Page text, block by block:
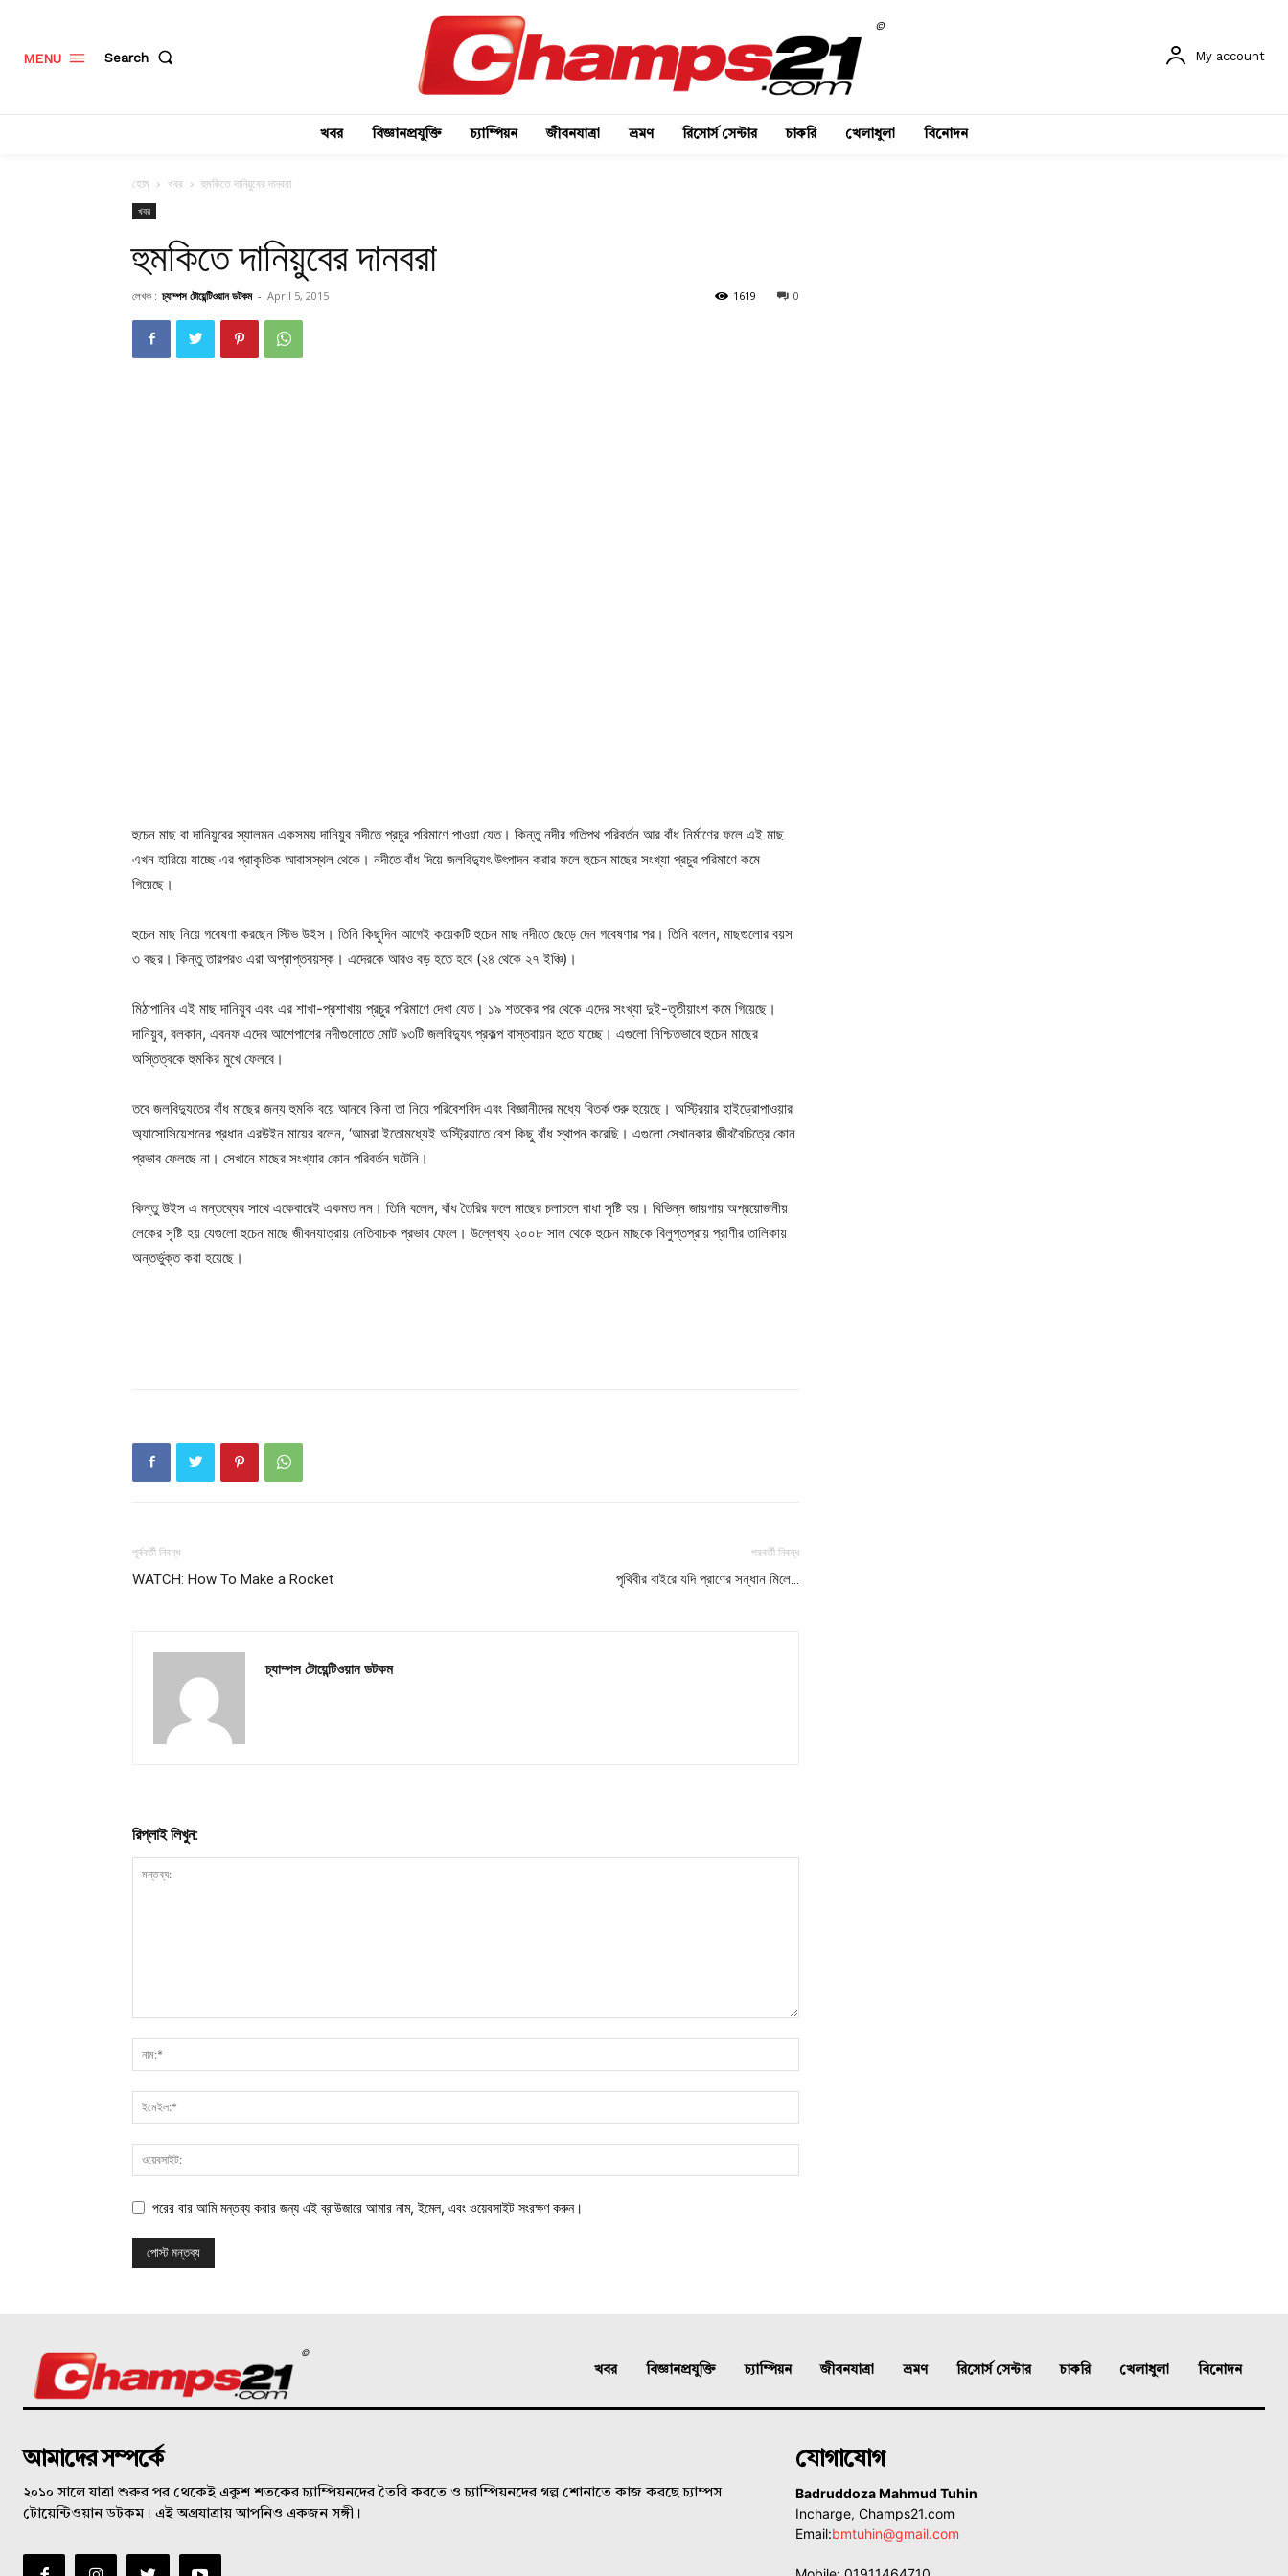
MENU Search
©
My account
খবর বিজ্ঞানপ্রযুক্তি চ্যাম্পিয়ন জীবনযাত্রা ভ্রমণ রিসোর্স সেন্টার চাকরি খেলাধুলা বিনোদন
হোম খবর হুমকিতে দানিয়ুবের দানবরা
খবর
হুমকিতে দানিয়ুবের দানবরা
লেখক : চ্যাম্পস টোয়েন্টিওয়ান ডটকম - April 5, 2015 0
1619
হুচেন মাছ বা দানিয়ুবের স্যালমন একসময় দানিয়ুব নদীতে প্রচুর পরিমাণে পাওয়া যেত। কিন্তু নদীর গতিপথ পরিবর্তন আর বাঁধ নির্মাণের ফলে এই মাছ
এখন হারিয়ে যাচ্ছে এর প্রাকৃতিক আবাসস্থল থেকে। নদীতে বাঁধ দিয়ে জলবিদ্যুৎ উৎপাদন করার ফলে হুচেন মাছের সংখ্যা প্রচুর পরিমাণে কমে
গিয়েছে।
হুচেন মাছ নিয়ে গবেষণা করছেন স্টিভ উইস। তিনি কিছুদিন আগেই কয়েকটি হুচেন মাছ নদীতে ছেড়ে দেন গবেষণার পর। তিনি বলেন, মাছগুলোর বয়স
৩ বছর। কিন্তু তারপরও এরা অপ্রাপ্তবয়স্ক। এদেরকে আরও বড় হতে হবে (২৪ থেকে ২৭ ইঞ্চি)।
মিঠাপানির এই মাছ দানিয়ুব এবং এর শাখা-প্রশাখায় প্রচুর পরিমাণে দেখা যেত। ১৯ শতকের পর থেকে এদের সংখ্যা দুই-তৃতীয়াংশ কমে গিয়েছে।
দানিয়ুব, বলকান, এবনফ এদের আশেপাশের নদীগুলোতে মোট ৯৩টি জলবিদ্যুৎ প্রকল্প বাস্তবায়ন হতে যাচ্ছে। এগুলো নিশ্চিতভাবে হুচেন মাছের
অস্তিত্বকে হুমকির মুখে ফেলবে।
তবে জলবিদ্যুতের বাঁধ মাছের জন্য হুমকি বয়ে আনবে কিনা তা নিয়ে পরিবেশবিদ এবং বিজ্ঞানীদের মধ্যে বিতর্ক শুরু হয়েছে। অস্ট্রিয়ার হাইড্রোপাওয়ার
অ্যাসোসিয়েশনের প্রধান এরউইন মায়ের বলেন, ‘আমরা ইতোমধ্যেই অস্ট্রিয়াতে বেশ কিছু বাঁধ স্থাপন করেছি। এগুলো সেখানকার জীববৈচিত্রে কোন
প্রভাব ফেলছে না। সেখানে মাছের সংখ্যার কোন পরিবর্তন ঘটেনি।
কিন্তু উইস এ মন্তব্যের সাথে একেবারেই একমত নন। তিনি বলেন, বাঁধ তৈরির ফলে মাছের চলাচলে বাধা সৃষ্টি হয়। বিভিন্ন জায়গায় অপ্রয়োজনীয়
লেকের সৃষ্টি হয় যেগুলো হুচেন মাছে জীবনযাত্রায় নেতিবাচক প্রভাব ফেলে। উল্লেখ্য ২০০৮ সাল থেকে হুচেন মাছকে বিলুপ্তপ্রায় প্রাণীর তালিকায়
অন্তর্ভুক্ত করা হয়েছে।
পূর্ববর্তী নিবন্ধ
WATCH: How To Make a Rocket
পরবর্তী নিবন্ধ
পৃথিবীর বাইরে যদি প্রাণের সন্ধান মিলে…
চ্যাম্পস টোয়েন্টিওয়ান ডটকম
রিপ্লাই লিখুন:
পরের বার আমি মন্তব্য করার জন্য এই ব্রাউজারে আমার নাম, ইমেল, এবং ওয়েবসাইট সংরক্ষণ করুন।
©
খবর বিজ্ঞানপ্রযুক্তি চ্যাম্পিয়ন জীবনযাত্রা ভ্রমণ রিসোর্স সেন্টার চাকরি খেলাধুলা বিনোদন
আমাদের সম্পর্কে
২০১০ সালে যাত্রা শুরুর পর থেকেই একুশ শতকের চ্যাম্পিয়নদের তৈরি করতে ও চ্যাম্পিয়নদের গল্প শোনাতে কাজ করছে চ্যাম্পস
টোয়েন্টিওয়ান ডটকম। এই অগ্রযাত্রায় আপনিও একজন সঙ্গী।
যোগাযোগ
Badruddoza Mahmud Tuhin
Incharge, Champs21.com
Email:bmtuhin@gmail.com